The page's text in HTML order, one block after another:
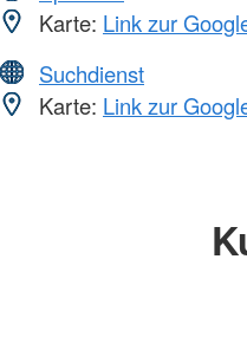
Karte: Link zur
Suchdienst
Karte: Link zur